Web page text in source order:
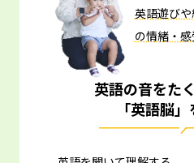
英語遊び
の情緒・感
英語の音をた
「英語脳